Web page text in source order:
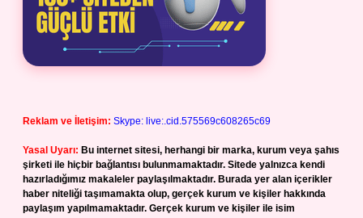
Reklam ve İletişim: Skype: live:.cid.575569c608265c69
Yasal Uyarı: Bu internet sitesi, herhangi bir marka, kurum veya şahıs
şirketi ile hiçbir bağlantısı bulunmamaktadır. Sitede yalnızca kendi
hazırladığımız makaleler paylaşılmaktadır. Burada yer alan içerikler
haber niteliği taşımamakta olup, gerçek kurum ve kişiler hakkında
paylaşım yapılmamaktadır. Gerçek kurum ve kişiler ile isim